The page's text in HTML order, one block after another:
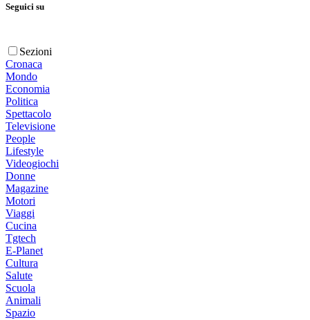
Seguici su
Sezioni
Cronaca
Mondo
Economia
Politica
Spettacolo
Televisione
People
Lifestyle
Videogiochi
Donne
Magazine
Motori
Viaggi
Cucina
Tgtech
E-Planet
Cultura
Salute
Scuola
Animali
Spazio